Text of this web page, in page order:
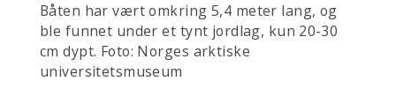
Båten har vært omkring 5,4 meter lang, og
ble funnet under et tynt jordlag, kun 20-30
cm dypt. Foto: Norges arktiske
universitetsmuseum